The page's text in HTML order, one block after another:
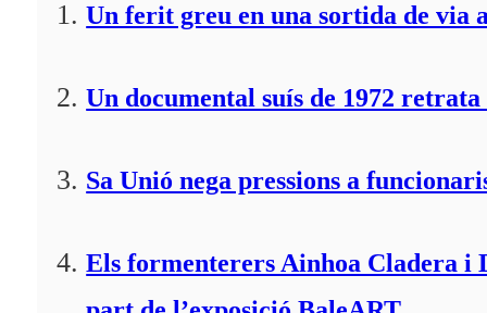
Un ferit greu en una sortida de via
Un documental suís de 1972
Sa Unió nega pressions a
Els formenterers Ainhoa Cladera i